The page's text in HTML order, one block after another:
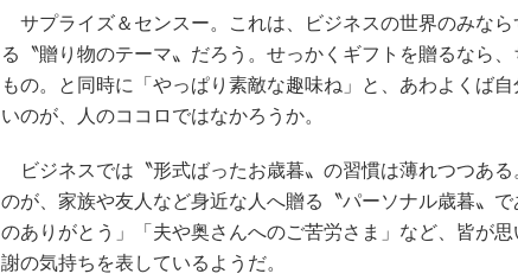
サプライズ＆センスー。これは、ビジネスの世界のみな
る〝贈り物のテーマ〟だろう。せっかくギフトを贈るなら
もの。と同時に「やっぱり素敵な趣味ね」と、あわよくば
いのが、人のココロではなかろうか。
ビジネスでは〝形式ばったお歳暮〟の習慣は薄れつつある
のが、家族や友人など身近な人へ贈る〝パーソナル歳暮〟
のありがとう」「夫や奥さんへのご苦労さま」など、皆が
謝の気持ちを表しているようだ。